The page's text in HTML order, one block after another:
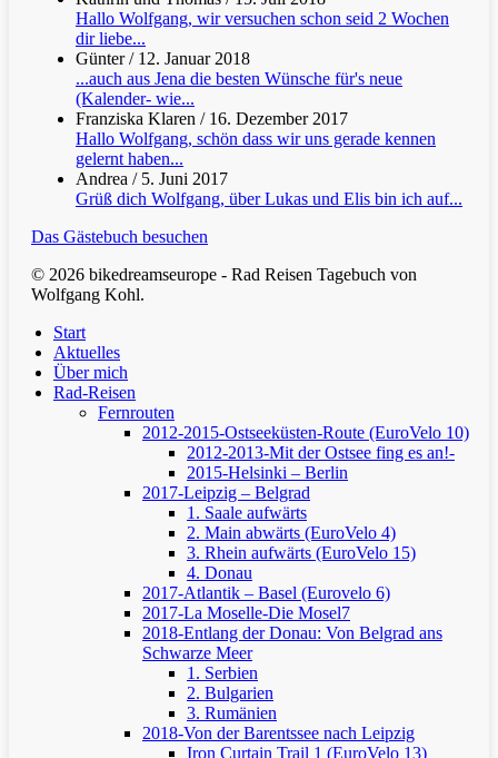
Hallo Wolfgang, wir versuchen schon seid 2 Wochen
dir liebe...
Günter/ 12. Januar 2018
...auch aus Jena die besten Wünsche für's neue
(Kalender- wie...
Franziska Klaren / 16. Dezember 2017
Hallo Wolfgang, schön dass wir uns gerade kennen
gelernt haben...
Andrea / 5. Juni 2017
Grüß dich Wolfgang, über Lukas und Elis bin ich auf...
Das Gästebuch besuchen
© 2026 bikedreamseurope - Rad Reisen Tagebuch von
Wolfgang Kohl.
Start
Aktuelles
Über mich
Rad-Reisen
Fernrouten
2012-2015-Ostseeküsten-Route (EuroVelo 10)
2012-2013-Mit der Ostsee fing es an!-
2015-Helsinki – Berlin
2017-Leipzig – Belgrad
1. Saale aufwärts
2. Main abwärts (EuroVelo 4)
3. Rhein aufwärts (EuroVelo 15)
4. Donau
2017-Atlantik – Basel (Eurovelo 6)
2017-La Moselle-Die Mosel7
2018-Entlang der Donau: Von Belgrad ans
Schwarze Meer
1. Serbien
2. Bulgarien
3. Rumänien
2018-Von der Barentssee nach Leipzig
Iron Curtain Trail 1 (EuroVelo 13)